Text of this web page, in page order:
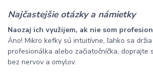
Najčastejšie otázky a námietky
Naozaj ich využijem, ak nie som
Áno! Mikro kefky sú intuitívne, ľahko sa
profesionálka alebo začiatočníčka, doprajte
bez nervov a omylov.